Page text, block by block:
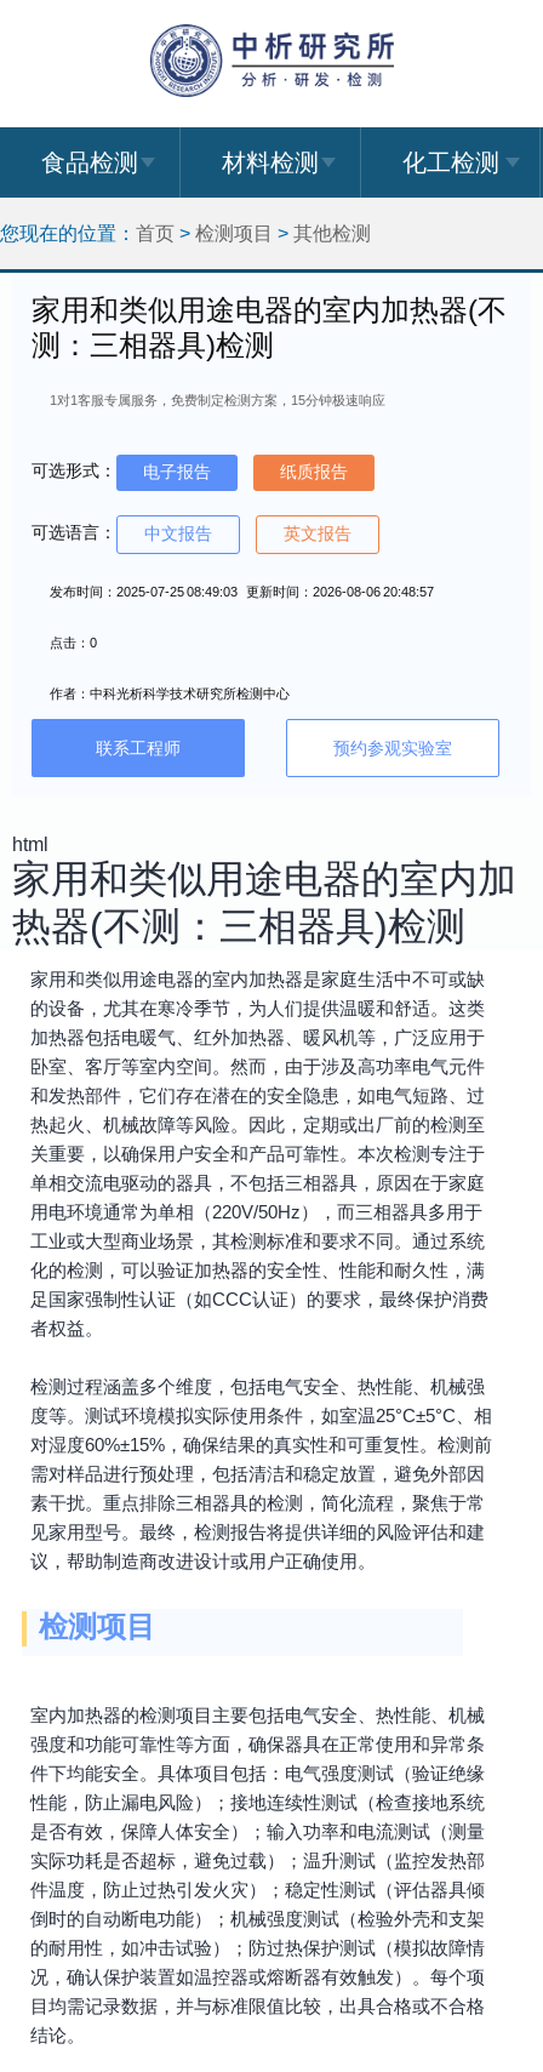
食品检测 材料检测 化工检测
您现在的位置： 首页 > 检测项目 > 其他检测
家用和类似用途电器的室内加热器(不
测：三相器具)检测
1对1客服专属服务，免费制定检测方案，15分钟极速响应
可选形式： 电子报告 纸质报告
可选语言： 中文报告 英文报告
发布时间：2025-07-25 08:49:03 更新时间：2026-08-06 20:48:57
点击：0
作者：中科光析科学技术研究所检测中心
联系工程师 预约参观实验室
html
家用和类似用途电器的室内加
热器(不测：三相器具)检测
家用和类似用途电器的室内加热器是家庭生活中不可或缺
的设备，尤其在寒冷季节，为人们提供温暖和舒适。这类
加热器包括电暖气、红外加热器、暖风机等，广泛应用于
卧室、客厅等室内空间。然而，由于涉及高功率电气元件
和发热部件，它们存在潜在的安全隐患，如电气短路、过
热起火、机械故障等风险。因此，定期或出厂前的检测至
关重要，以确保用户安全和产品可靠性。本次检测专注于
单相交流电驱动的器具，不包括三相器具，原因在于家庭
用电环境通常为单相（220V/50Hz），而三相器具多用于
工业或大型商业场景，其检测标准和要求不同。通过系统
化的检测，可以验证加热器的安全性、性能和耐久性，满
足国家强制性认证（如CCC认证）的要求，最终保护消费
者权益。
检测过程涵盖多个维度，包括电气安全、热性能、机械强
度等。测试环境模拟实际使用条件，如室温25°C±5°C、相
对湿度60%±15%，确保结果的真实性和可重复性。检测前
需对样品进行预处理，包括清洁和稳定放置，避免外部因
素干扰。重点排除三相器具的检测，简化流程，聚焦于常
见家用型号。最终，检测报告将提供详细的风险评估和建
议，帮助制造商改进设计或用户正确使用。
检测项目
室内加热器的检测项目主要包括电气安全、热性能、机械
强度和功能可靠性等方面，确保器具在正常使用和异常条
件下均能安全。具体项目包括：电气强度测试（验证绝缘
性能，防止漏电风险）；接地连续性测试（检查接地系统
是否有效，保障人体安全）；输入功率和电流测试（测量
实际功耗是否超标，避免过载）；温升测试（监控发热部
件温度，防止过热引发火灾）；稳定性测试（评估器具倾
倒时的自动断电功能）；机械强度测试（检验外壳和支架
的耐用性，如冲击试验）；防过热保护测试（模拟故障情
况，确认保护装置如温控器或熔断器有效触发）。每个项
目均需记录数据，并与标准限值比较，出具合格或不合格
结论。